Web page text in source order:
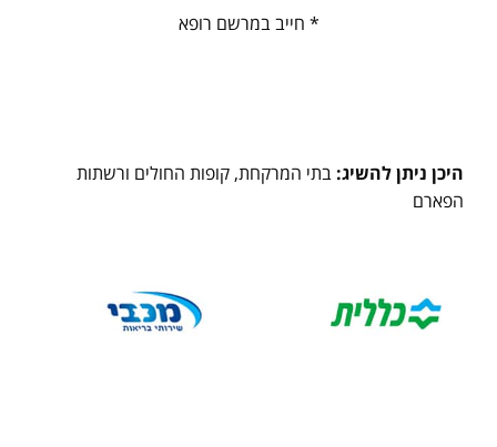
* חייב במרשם רופא
היכן ניתן להשיג: בתי המרקחת, קופות החולים ורשתות
הפארם